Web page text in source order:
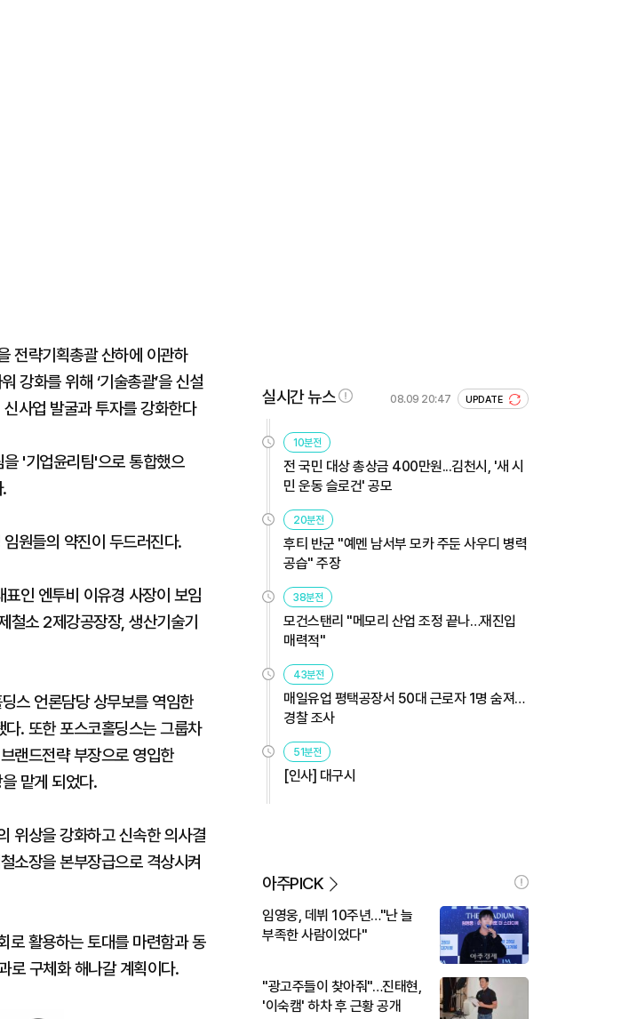
전략기획총괄 산하에 이관하
강화를 위해 ‘기술총괄’을 신설
사업 발굴과 투자를 강화한다
'기업윤리팀'으로 통합했으
원들의 약진이 두드러진다.
인 엔투비 이유경 사장이 보임
철소 2제강공장장, 생산기술기
스 언론담당 상무보를 역임한
. 또한 포스코홀딩스는 그룹차
랜드전략 부장으로 영입한
맡게 되었다.
위상을 강화하고 신속한 의사결
소장을 본부장급으로 격상시켜
로 활용하는 토대를 마련함과 동
로 구체화 해나갈 계획이다.
실시간 뉴스 08.09 20:47 UPDATE
10분전
전 국민 대상 총상금 400만원...김천시, '새 시
민 운동 슬로건' 공모
20분전
후티 반군 "예멘 남서부 모카 주둔 사우디 병력
공습" 주장
38분전
모건스탠리 "메모리 산업 조정 끝나…재진입
매력적"
43분전
매일유업 평택공장서 50대 근로자 1명 숨져…
경찰 조사
51분전
[인사] 대구시
아주PICK
임영웅, 데뷔 10주년…"난 늘
부족한 사람이었다"
"광고주들이 찾아줘"…진태현,
'이숙캠' 하차 후 근황 공개